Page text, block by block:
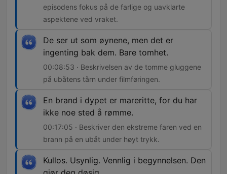
episodens fokus på de farlige og uavklarte
aspektene ved vraket.
De ser ut som øynene, men det er
ingenting bak dem. Bare tomhet.
00:08:53 · Beskrivelsen av de tomme gluggene
på ubåtens tårn under filmføringen.
En brand i dypet er mareritte, for du har
ikke noe sted å rømme.
00:17:05 · Beskriver den ekstreme faren ved en
brann på en ubåt under høyt trykk.
Kullos. Usynlig. Vennlig i begynnelsen. Den